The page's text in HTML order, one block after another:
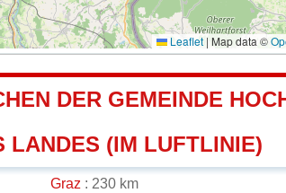
Leaflet | Map data ©
DER GEMEINDE
LANDES (IM LUFTLINIE)
Graz : 230 km